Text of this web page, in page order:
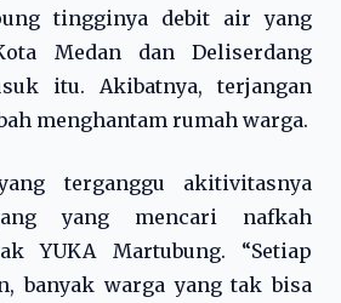
tingginya debit air yang
Medan dan Deliserdang
itu. Akibatnya, terjangan
menghantam rumah warga.
terganggu akitivitasnya
yang mencari nafkah
YUKA Martubung. “Setiap
banyak warga yang tak bisa